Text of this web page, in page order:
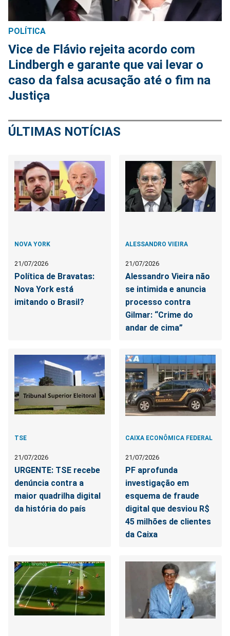
POLÍTICA
Vice de Flávio rejeita acordo com
Lindbergh e garante que vai levar o
caso da falsa acusação até o fim na
Justiça
ÚLTIMAS NOTÍCIAS
NOVA YORK
21/07/2026
Política de Bravatas:
Nova York está
imitando o Brasil?
ALESSANDRO VIEIRA
21/07/2026
Alessandro Vieira não
se intimida e anuncia
processo contra
Gilmar: “Crime do
andar de cima”
TSE
21/07/2026
URGENTE: TSE recebe
denúncia contra a
maior quadrilha digital
da história do país
CAIXA ECONÔMICA FEDERAL
21/07/2026
PF aprofunda
investigação em
esquema de fraude
digital que desviou R$
45 milhões de clientes
da Caixa